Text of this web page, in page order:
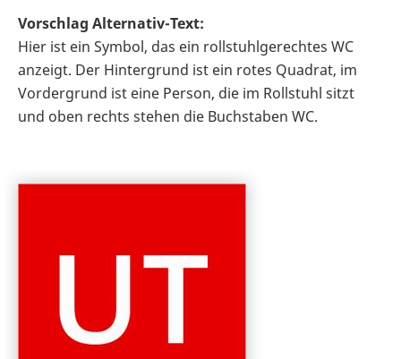
Vorschlag Alternativ-Text:
Hier ist ein Symbol, das ein rollstuhlgerechtes WC
anzeigt. Der Hintergrund ist ein rotes Quadrat, im
Vordergrund ist eine Person, die im Rollstuhl sitzt
und oben rechts stehen die Buchstaben WC.